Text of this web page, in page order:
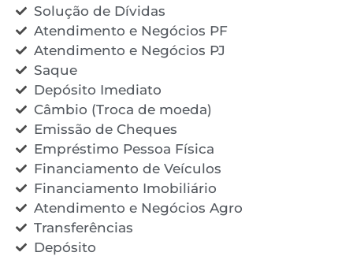
Solução de Dívidas
Atendimento e Negócios PF
Atendimento e Negócios PJ
Saque
Depósito Imediato
Câmbio (Troca de moeda)
Emissão de Cheques
Empréstimo Pessoa Física
Financiamento de Veículos
Financiamento Imobiliário
Atendimento e Negócios Agro
Transferências
Depósito